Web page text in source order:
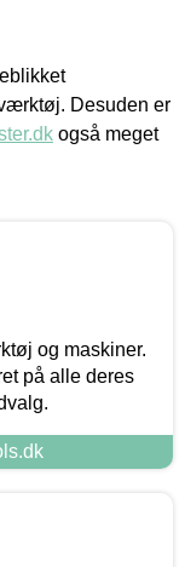
Desuden er
også meget
og maskiner.
på alle deres